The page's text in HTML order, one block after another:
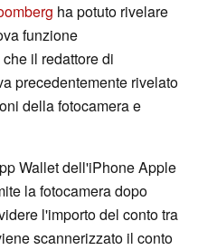
ha potuto rivelare
funzione
il redattore di
precedentemente rivelato
della fotocamera e
Wallet dell'iPhone Apple
la fotocamera dopo
l'importo del conto tra
scannerizzato il conto